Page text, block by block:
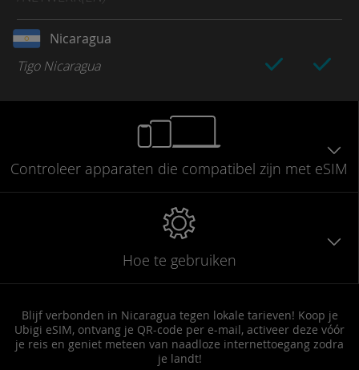
Nicaragua
Tigo Nicaragua
Controleer apparaten die compatibel zijn met eSIM
Hoe te gebruiken
Blijf verbonden in Nicaragua tegen lokale tarieven! Koop je
Ubigi eSIM, ontvang je QR-code per e-mail, activeer deze vóór
je reis en geniet meteen van naadloze internettoegang zodra
je landt!